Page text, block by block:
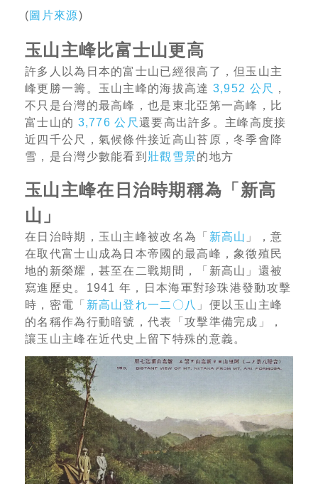
(圖片來源)
玉山主峰比富士山更高
許多人以為日本的富士山已經很高了，但玉山主
峰更勝一籌。玉山主峰的海拔高達 3,952 公尺
，
不只是台灣的最高峰，也是東北亞第一高峰，比
富士山的 3,776 公尺 還要高出許多。主峰高度接
近四千公尺，氣候條件接近高山苔原，冬季會降
雪，是台灣少數能看到 壯觀雪景的地方
玉山主峰在日治時期稱為「新高
山」
在日治時期，玉山主峰被改名為「 新高山 」，意
在取代富士山成為日本帝國的最高峰，象徵殖民
地的新榮耀，甚至在二戰期間，「新高山」還被
寫進歷史。1941 年，日本海軍對珍珠港發動攻擊
時，密電「 新高山登れ一二〇八 」便以玉山主峰
的名稱作為行動暗號，代表「攻擊準備完成」，
讓玉山主峰在近代史上留下特殊的意義。